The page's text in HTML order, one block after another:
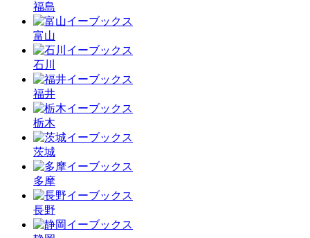
福島
富山
石川
福井
栃木
茨城
多摩
長野